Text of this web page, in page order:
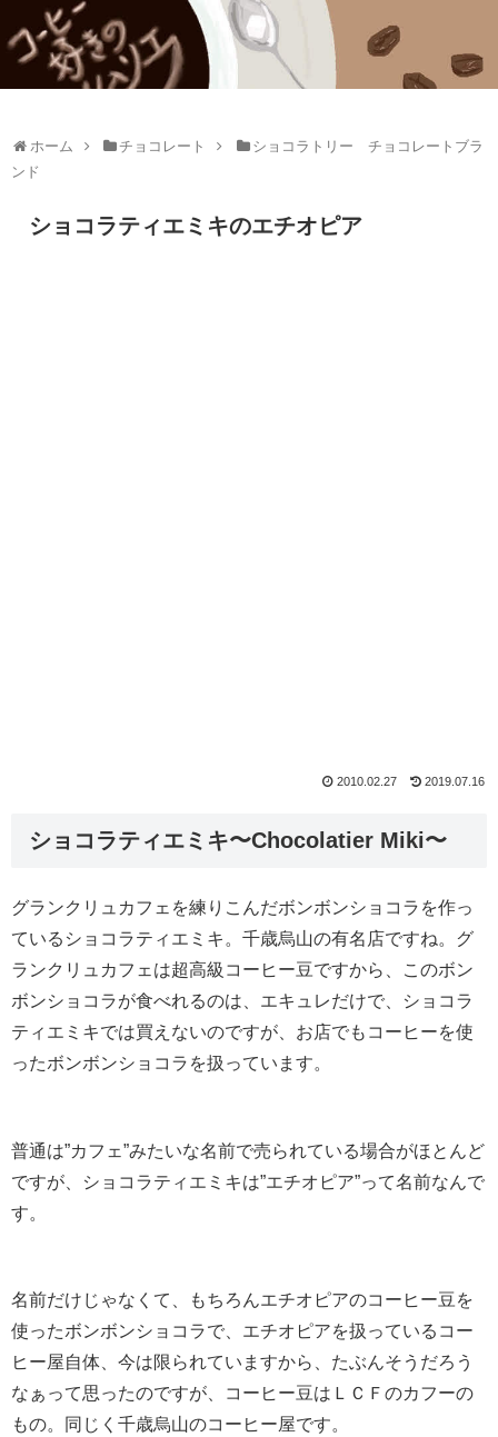
ホーム チョコレート
ショコラトリー チョコレートブラ
ンド
ショコラティエミキのエチオピア
2010.02.27 2019.07.16
ショコラティエミキ〜Chocolatier Miki〜
グランクリュカフェを練りこんだボンボンショコラを作っ
ているショコラティエミキ。千歳烏山の有名店ですね。グ
ランクリュカフェは超高級コーヒー豆ですから、このボン
ボンショコラが食べれるのは、エキュレだけで、ショコラ
ティエミキでは買えないのですが、お店でもコーヒーを使
ったボンボンショコラを扱っています。
普通は”カフェ”みたいな名前で売られている場合がほとんど
ですが、ショコラティエミキは”エチオピア”って名前なんで
す。
名前だけじゃなくて、もちろんエチオピアのコーヒー豆を
使ったボンボンショコラで、エチオピアを扱っているコー
ヒー屋自体、今は限られていますから、たぶんそうだろう
なぁって思ったのですが、コーヒー豆はＬＣＦのカフーの
もの。同じく千歳烏山のコーヒー屋です。